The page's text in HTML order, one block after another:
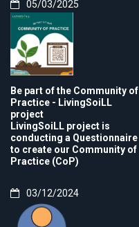
05/03/2025
Be part of the Community of
Practice - LivingSoiLL
project
LivingSoiLL project is
conducting a Questionnaire
to create our Community of
Practice (CoP)
03/12/2024